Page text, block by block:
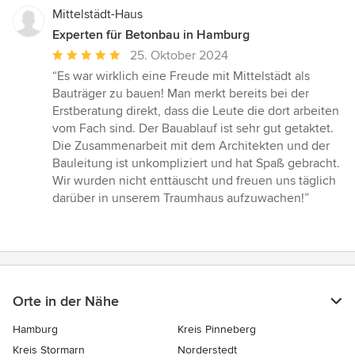
Mittelstädt-Haus
Experten für Betonbau in Hamburg
Durchschnittliche
Bewertung:
5
von
5
Sternen
25. Oktober 2024
“Es war wirklich eine Freude mit Mittelstädt als
Bauträger zu bauen! Man merkt bereits bei der
Erstberatung direkt, dass die Leute die dort arbeiten
vom Fach sind. Der Bauablauf ist sehr gut getaktet.
Die Zusammenarbeit mit dem Architekten und der
Bauleitung ist unkompliziert und hat Spaß gebracht.
Wir wurden nicht enttäuscht und freuen uns täglich
darüber in unserem Traumhaus aufzuwachen!”
Orte in der Nähe
Hamburg
Kreis Pinneberg
Kreis Stormarn
Norderstedt